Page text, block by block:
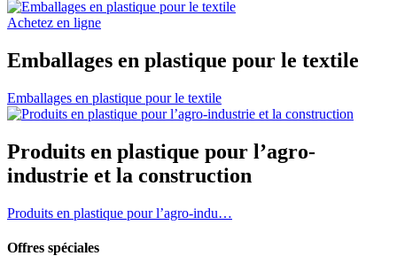
Achetez en ligne
Emballages en plastique pour le textile
Emballages en plastique pour le textile
Produits en plastique pour l’agro-
industrie et la construction
Produits en plastique pour l’agro-indu…
Offres spéciales